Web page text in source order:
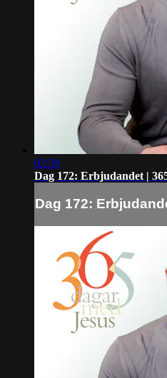
02:39
Dag 172: Erbjudandet |
Dag 172: